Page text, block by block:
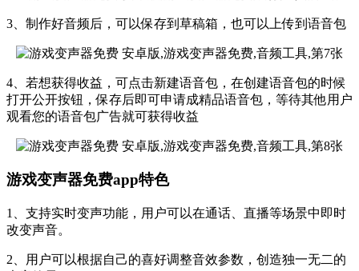
3、制作好音频后，可以保存到草稿箱，也可以上传到语音包
4、若想获得收益，可点击新建语音包，在创建语音包的时候
打开公开按钮，保存后即可申请成精品语音包，等待其他用户
观看您的语音包广告就可获得收益
游戏变声器免费app特色
1、支持实时变声功能，用户可以在通话、直播等场景中即时
改变声音。
2、用户可以根据自己的喜好调整音效参数，创造独一无二的